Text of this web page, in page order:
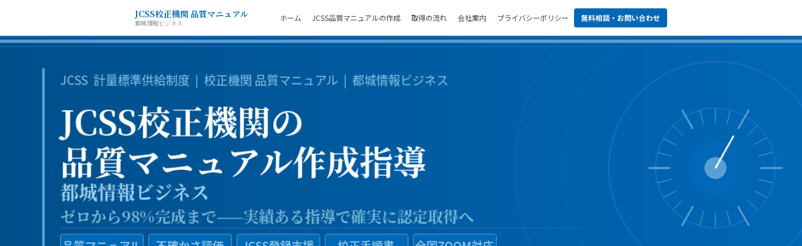
JCSS校正機関 品質マニュアル
都城情報ビジネス
ホーム JCSS品質マニュアルの作成 取得の流れ 会社案内 プライバシーポリシー 無料相談・お問い合わせ